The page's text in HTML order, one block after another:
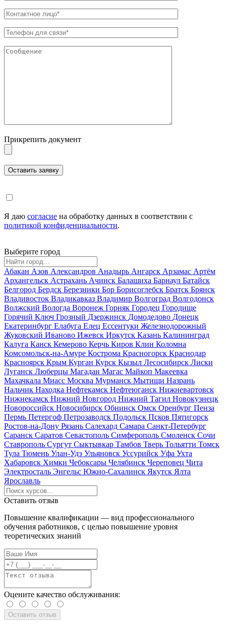
Прикрепить документ
Я даю согласие на обработку данных в соответствии с
политикой конфиденциальности.
Выберите город
Абакан Азов Александров Анадырь Ангарск Арзамас Артём
Архангельск Астрахань Ачинск Балашиха Барнаул Батайск
Белгород Бердск Березники Бор Борисоглебск Братск Брянск
Владивосток Владикавказ Владимир Волгоград Волгодонск
Волжский Вологда Воронеж Горняк Городец Городище
Горячий Ключ Грозный Дзержинск Домодедово Донецк
Екатеринбург Елабуга Елец Ессентуки Железнодорожный
Жуковский Иваново Ижевск Иркутск Казань Калининград
Калуга Канск Кемерово Керчь Киров Клин Коломна
Комсомольск-на-Амуре Кострома Красногорск Краснодар
Красноярск Крым Курган Курск Кызыл Лесосибирск Лиски
Луганск Люберцы Магадан Магас Майкоп Макеевка
Махачкала Миасс Москва Мурманск Мытищи Назрань
Нальчик Находка Нефтекамск Нефтеюганск Нижневартовск
Нижнекамск Нижний Новгород Нижний Тагил Новокузнецк
Новороссийск Новосибирск Обнинск Омск Оренбург Пенза
Пермь Петергоф Петрозаводск Подольск Псков Пятигорск
Ростов-на-Дону Рязань Салехард Самара Санкт-Петербург
Саранск Саратов Севастополь Симферополь Смоленск Сочи
Ставрополь Сургут Сыктывкар Тамбов Тверь Тольятти Томск
Тула Тюмень Улан-Удэ Ульяновск Уссурийск Уфа Ухта
Хабаровск Химки Чебоксары Челябинск Череповец Чита
Электросталь Энгельс Южно-Сахалинск Якутск Ялта
Ярославль
Оставить отзыв
Повышение квалификации — вид профессионального
обучения работников, с целью повышение уровня
теоретических знаний
Оцените качество обслуживания: